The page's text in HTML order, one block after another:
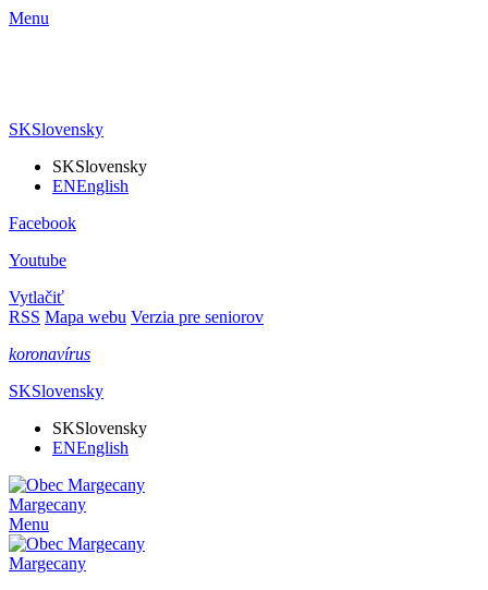
Menu
SKSlovensky
SKSlovensky
ENEnglish
Facebook
Youtube
Vytlačiť
RSS Mapa webu Verzia pre seniorov
koronavírus
SKSlovensky
SKSlovensky
ENEnglish
Margecany
Menu
Margecany